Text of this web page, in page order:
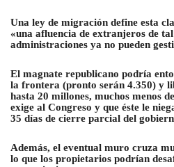
Una ley de migración define esta
«una afluencia de extranjeros de
administraciones ya no pueden
El magnate republicano podría
la frontera (pronto serán 4.350) y
hasta 20 millones, muchos menos
exige al Congreso y que éste le
35 días de cierre parcial del
Además, el eventual muro cruza
lo que los propietarios podrían